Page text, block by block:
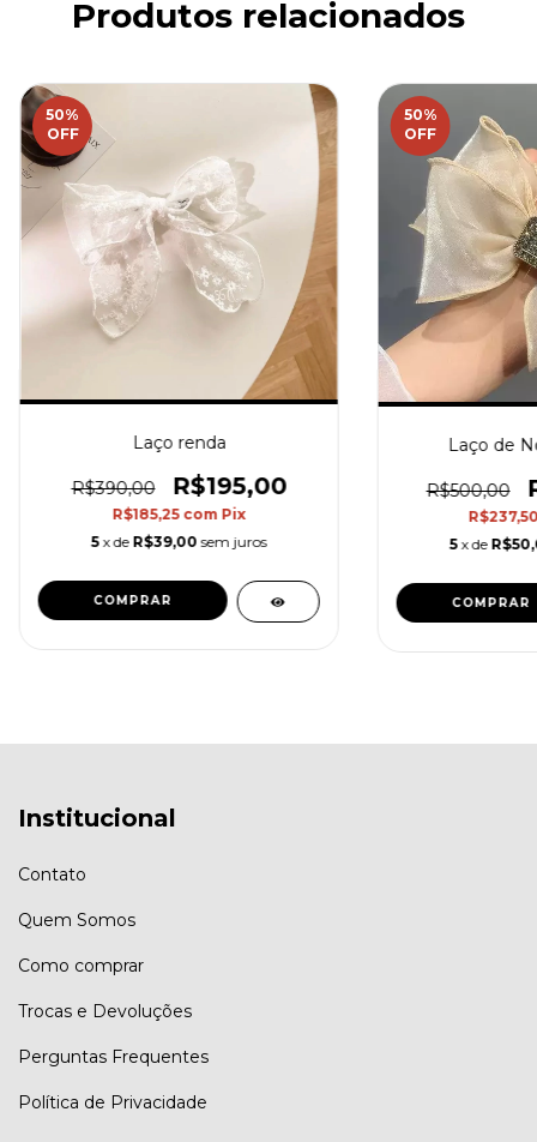
Produtos relacionados
50%
OFF
Laço renda
R$390,00 R$195,00
R$185,25 com Pix
5 x de R$39,00 sem juros
50%
OFF
Laço de
R$500,00
5 x de
Institucional
Contato
Quem Somos
Como comprar
Trocas e Devoluções
Perguntas Frequentes
Política de Privacidade